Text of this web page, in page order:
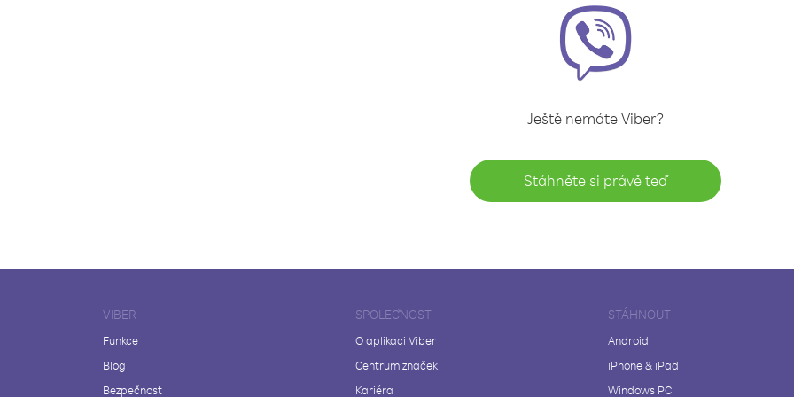
Ještě nemáte Viber?
Stáhněte si právě teď
VIBER
Funkce
Blog
Bezpečnost
SPOLEČNOST
O aplikaci Viber
Centrum značek
Kariéra
STÁHNOUT
Android
iPhone & iPad
Windows PC